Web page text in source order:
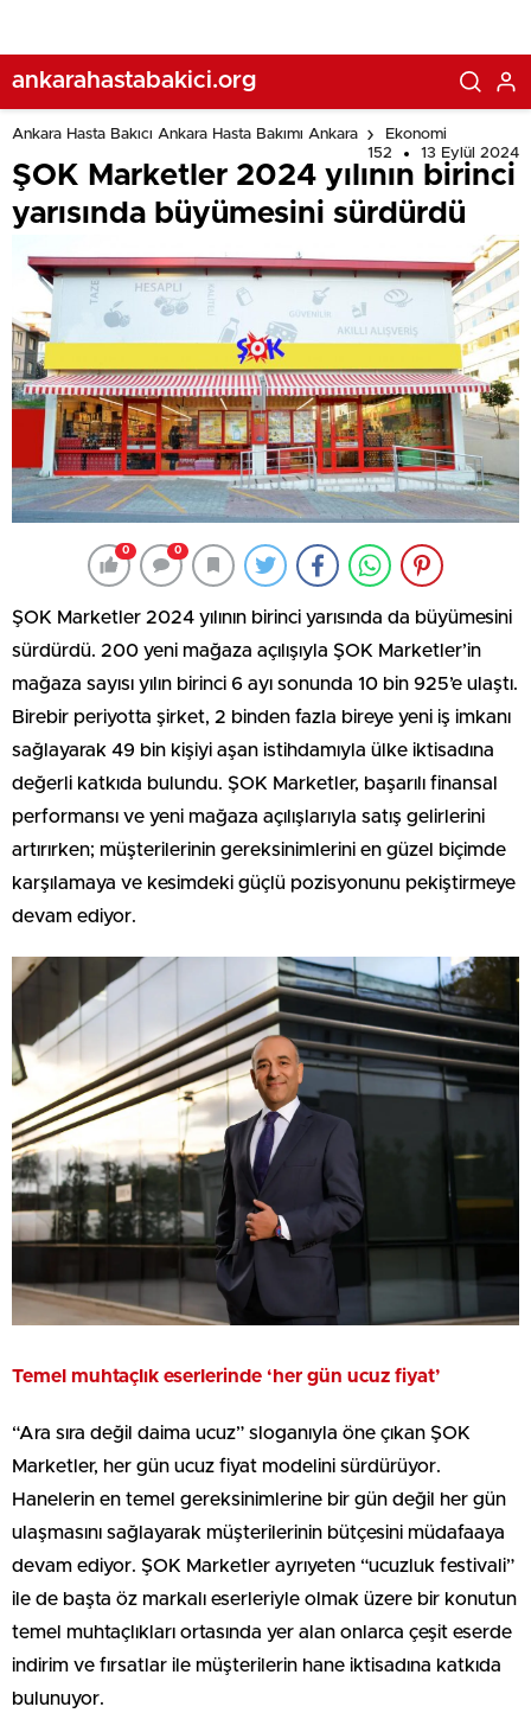
ankarahastabakici.org
Ankara Hasta Bakıcı Ankara Hasta Bakımı Ankara
Ekonomi
152
13 Eylül 2024
ŞOK Marketler 2024 yılının birinci
yarısında büyümesini sürdürdü
0 0
ŞOK Marketler 2024 yılının birinci yarısında da büyümesini
sürdürdü. 200 yeni mağaza açılışıyla ŞOK Marketler’in
mağaza sayısı yılın birinci 6 ayı sonunda 10 bin 925’e ulaştı.
Birebir periyotta şirket, 2 binden fazla bireye yeni iş imkanı
sağlayarak 49 bin kişiyi aşan istihdamıyla ülke iktisadına
değerli katkıda bulundu. ŞOK Marketler, başarılı finansal
performansı ve yeni mağaza açılışlarıyla satış gelirlerini
artırırken; müşterilerinin gereksinimlerini en güzel biçimde
karşılamaya ve kesimdeki güçlü pozisyonunu pekiştirmeye
devam ediyor.
Temel muhtaçlık eserlerinde ‘her gün ucuz fiyat’
“Ara sıra değil daima ucuz” sloganıyla öne çıkan ŞOK
Marketler, her gün ucuz fiyat modelini sürdürüyor.
Hanelerin en temel gereksinimlerine bir gün değil her gün
ulaşmasını sağlayarak müşterilerinin bütçesini müdafaaya
devam ediyor. ŞOK Marketler ayrıyeten “ucuzluk festivali”
ile de başta öz markalı eserleriyle olmak üzere bir konutun
temel muhtaçlıkları ortasında yer alan onlarca çeşit eserde
indirim ve fırsatlar ile müşterilerin hane iktisadına katkıda
bulunuyor.